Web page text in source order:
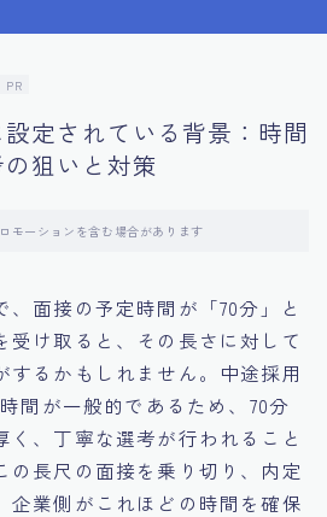
用する方法
功への鍵
めの面接戦略
ルする方法
な関係を築く方法
PR
定されている背景：時間
狙いと対策
モーションを含む場合があります
面接の予定時間が「70分」と
受け取ると、その長さに対して
するかもしれません。中途採用
間が一般的であるため、70分
く、丁寧な選考が行われること
の長尺の面接を乗り切り、内定
企業側がこれほどの時間を確保